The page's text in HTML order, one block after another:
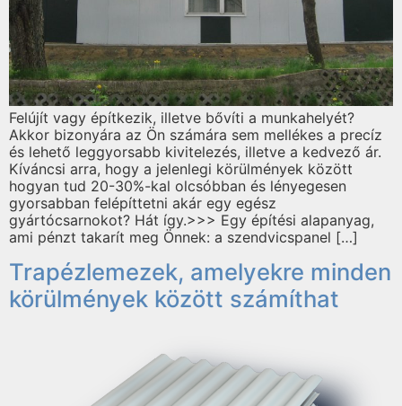
Felújít vagy építkezik, illetve bővíti a munkahelyét?
Akkor bizonyára az Ön számára sem mellékes a precíz
és lehető leggyorsabb kivitelezés, illetve a kedvező ár.
Kíváncsi arra, hogy a jelenlegi körülmények között
hogyan tud 20-30%-kal olcsóbban és lényegesen
gyorsabban felépíttetni akár egy egész
gyártócsarnokot? Hát így.>>> Egy építési alapanyag,
ami pénzt takarít meg Önnek: a szendvicspanel […]
Trapézlemezek, amelyekre minden
körülmények között számíthat